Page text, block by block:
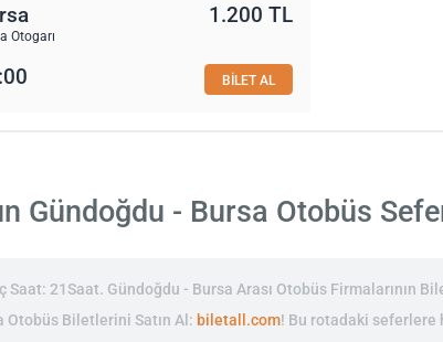
Otogarı
1.200 TL
BİLET AL
Gündoğdu - Bursa Otobüs
21Saat. Gündoğdu - Bursa Arası Otobüs Firmalarının
Otobüs Biletlerini Satın Al: biletall.com! Bu rotadaki